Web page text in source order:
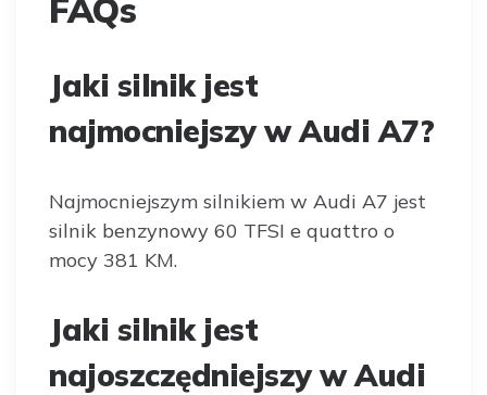
FAQs
Jaki silnik jest
najmocniejszy w Audi A7?
Najmocniejszym silnikiem w Audi A7 jest
silnik benzynowy 60 TFSI e quattro o
mocy 381 KM.
Jaki silnik jest
najoszczędniejszy w Audi